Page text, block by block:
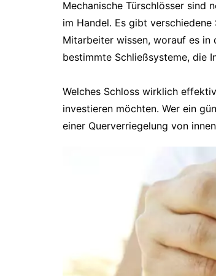
Mechanische Türschlösser sind
im Handel. Es gibt
Mitarbeiter wissen, worauf es in
bestimmte Schließsysteme, die
Welches Schloss wirklich
investieren möchten. Wer ein
einer Querverriegelung von